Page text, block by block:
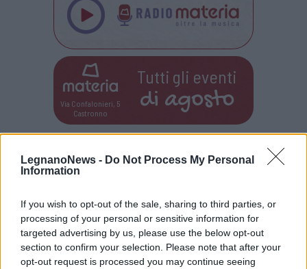
LegnanoNews - Do Not Process My Personal
Information
If you wish to opt-out of the sale, sharing to third parties, or
processing of your personal or sensitive information for
targeted advertising by us, please use the below opt-out
section to confirm your selection. Please note that after your
opt-out request is processed you may continue seeing
Via Confalonieri, 5
Castronno
Tutti gli eventi
di agosto
Valeria Arini
valeria.arini@legnanonews.com
nostro territorio e cerchiamo di essere sempre in prima
linea per informarvi in modo puntuale.
PIÙ INFORMAZIONI SU